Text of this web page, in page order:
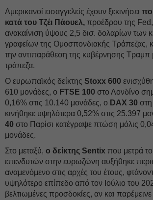
Αμερικανοί εισαγγελείς έχουν ξεκινήσει
κατά του Τζέι Πάουελ, προέδρου της
ανακαίνιση ύψους 2,5 δισ. δολαρίων των
γραφείων της Ομοσπονδιακής Τράπεζας,
την αντιπαράθεση της κυβέρνησης Τραμπ
τράπεζα.
Ο ευρωπαϊκός δείκτης Stoxx 600
610 μονάδες, ο FTSE 100 στο Λονδίνο
0,16% στις 10.140 μονάδες, ο DAX 30
κινήθηκε υψηλότερα 0,52% στις 25.397
40 στο Παρίσι κατέγραψε πτώση μόλις
μονάδες.
Στο μεταξύ, ο δείκτης Sentix που μετρά
επενδυτών στην ευρωζώνη αυξήθηκε
αναμενόμενο στις αρχές του έτους,
υψηλότερο επίπεδο από τον Ιούλιο του
βελτιωμένες προσδοκίες, αν και